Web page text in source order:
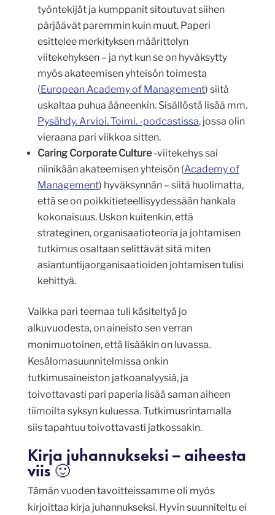
työntekijät ja kumppanit sitoutuvat siihen
pärjäävät paremmin kuin muut. Paperi
esittelee merkityksen määrittelyn
viitekehyksen – ja nyt kun se on hyväksytty
myös akateemisen yhteisön toimesta
(European Academy of Management) siitä
uskaltaa puhua ääneenkin. Sisällöstä lisää mm.
Pysähdy. Arvioi. Toimi. -podcastissa, jossa olin
vieraana pari viikkoa sitten.
Caring Corporate Culture-viitekehys sai
niinikään akateemisen yhteisön (Academy of
Management) hyväksynnän – siitä huolimatta,
että se on poikkitieteellisyydessään hankala
kokonaisuus. Uskon kuitenkin, että
strateginen, organisaatioteoria ja johtamisen
tutkimus osaltaan selittävät sitä miten
asiantuntijaorganisaatioiden johtamisen tulisi
kehittyä.
Vaikka pari teemaa tuli käsiteltyä jo
alkuvuodesta, on aineisto sen verran
monimuotoinen, että lisääkin on luvassa.
Kesälomasuunnitelmissa onkin
tutkimusaineiston jatkoanalyysiä, ja
toivottavasti pari paperia lisää saman aiheen
tiimoilta syksyn kuluessa. Tutkimusrintamalla
siis tapahtuu toivottavasti jatkossakin.
Kirja juhannukseksi – aiheesta
viis 🙂
Tämän vuoden tavoitteissamme oli myös
kirjoittaa kirja juhannukseksi. Hyvin suunniteltu ei